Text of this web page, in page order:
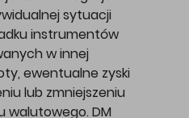
sytuacji
instrumentów
w innej
ewentualne zyski
lub zmniejszeniu
walutowego. DM